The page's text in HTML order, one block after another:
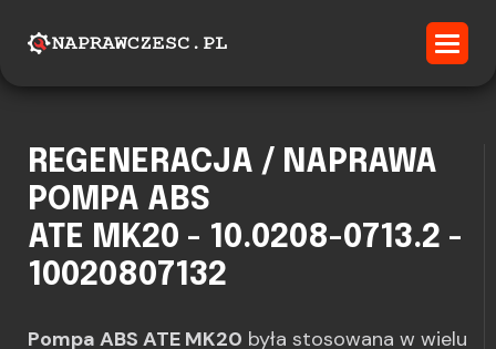
REGENERACJA / NAPRAWA
POMPA ABS
ATE MK20 - 10.0208-0713.2 -
10020807132
Pompa ABS ATE MK20 była stosowana w wielu